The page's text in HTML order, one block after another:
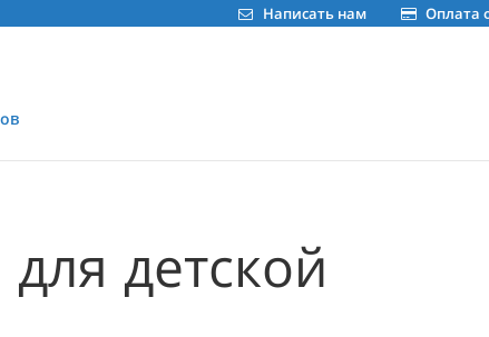
Оплата
Написать нам
детской